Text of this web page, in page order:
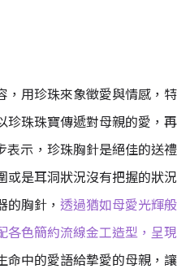
，用珍珠來象徵愛與情感，特
珍珠珠寶傳遞對母親的愛，再
表示，珍珠胸針是絕佳的送禮
或是耳洞狀況沒有把握的狀況
的胸針， 透過猶如母愛光輝般
各色簡約流線金工造型，呈現
命中的愛語給摯愛的母親，讓